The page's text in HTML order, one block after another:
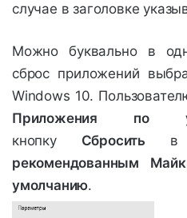
случае в заголовке
Можно буквально в
сброс приложений
Windows 10.
Приложения по
кнопку Сбросить в
рекомендованным
умолчанию.